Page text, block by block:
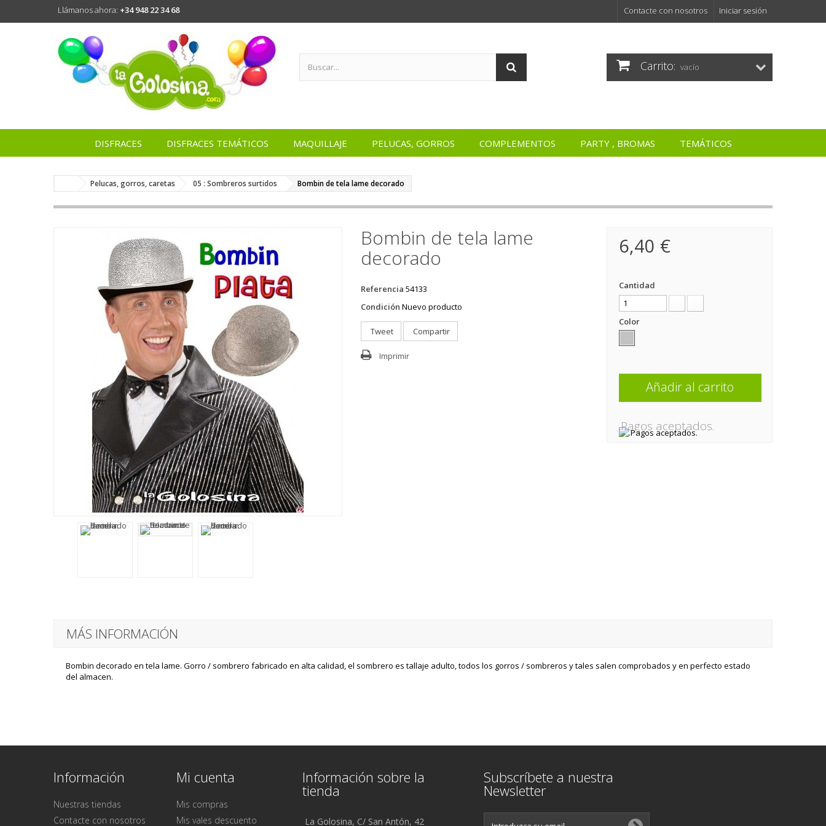
Iniciar sesión
Contacte con nosotros
Llámanos ahora: +34 948 22 34 68
Carrito: vacío
DISFRACES DISFRACES TEMÁTICOS MAQUILLAJE PELUCAS, GORROS COMPLEMENTOS PARTY , BROMAS TEMÁTICOS
Pelucas, gorros, caretas 05 : Sombreros surtidos Bombin de tela lame decorado
Bombin de tela lame
decorado
Referencia 54133
Condición Nuevo producto
Tweet Compartir
Imprimir
6,40 €
Cantidad
Color
Añadir al carrito
.Pagos aceptados.
MÁS INFORMACIÓN
Bombin decorado en tela lame. Gorro / sombrero fabricado en alta calidad, el sombrero es tallaje adulto, todos los gorros / sombreros y tales salen comprobados y en perfecto estado
del almacen.
Información
Nuestras tiendas
Contacte con nosotros
Mi cuenta
Mis compras
Mis vales descuento
Información sobre la
tienda
La Golosina, C/ San Antón, 42
Subscríbete a nuestra
Newsletter